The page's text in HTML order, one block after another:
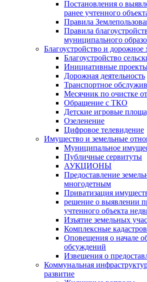
Постановления о
ранее учтенного
Правила
Правила
муниципального
Благоустройство и дорожное
Благоустройство
Инициативные
Дорожная деятельность
Транспортное
Месячник по очистке
Обращение с ТКО
Детские игровые
Озеленение
Цифровое телевидение
Имущество и земельные
Муниципальное
Публичные сервитуты
АУКЦИОНЫ
Предоставление
многодетным
Приватизация
решение о выявлении
учтенного объекта
Изъятие земельных
Комплексные
Оповещения о начале
обсуждений
Извещения о
Коммунальная
развитие